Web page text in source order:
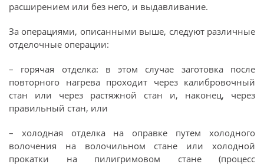
расширением или без него, и выдавливание.
За операциями, описанными выше, следуют различные
отделочные операции:
– горячая отделка: в этом случае заготовка после
повторного нагрева проходит через калибровочный
стан или через растяжной стан и, наконец, через
правильный стан, или
– холодная отделка на оправке путем холодного
волочения на волочильном стане или холодной
прокатки на пилигримовом стане (процесс